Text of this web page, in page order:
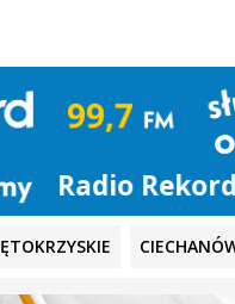
Radio Rekord